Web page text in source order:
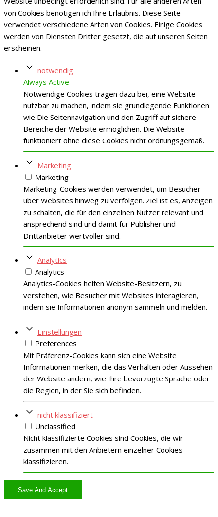
von Cookies benötigen ich Ihre Erlaubnis. Diese Seite
verwendet verschiedene Arten von Cookies. Einige Cookies
werden von Diensten Dritter gesetzt, die auf unseren Seiten
erscheinen.
notwendig
Always Active
Notwendige Cookies tragen dazu bei, eine Website
nutzbar zu machen, indem sie grundlegende Funktionen
wie Die Seitennavigation und den Zugriff auf sichere
Bereiche der Website ermöglichen. Die Website
funktioniert ohne diese Cookies nicht ordnungsgemäß.
Marketing
Marketing
Marketing-Cookies werden verwendet, um Besucher
über Websites hinweg zu verfolgen. Ziel ist es, Anzeigen
zu schalten, die für den einzelnen Nutzer relevant und
ansprechend sind und damit für Publisher und
Drittanbieter wertvoller sind.
Analytics
Analytics
Analytics-Cookies helfen Website-Besitzern, zu
verstehen, wie Besucher mit Websites interagieren,
indem sie Informationen anonym sammeln und melden.
Einstellungen
Preferences
Mit Präferenz-Cookies kann sich eine Website
Informationen merken, die das Verhalten oder Aussehen
der Website ändern, wie Ihre bevorzugte Sprache oder
die Region, in der Sie sich befinden.
nicht klassifiziert
Unclassified
Nicht klassifizierte Cookies sind Cookies, die wir
zusammen mit den Anbietern einzelner Cookies
klassifizieren.
Save And Accept